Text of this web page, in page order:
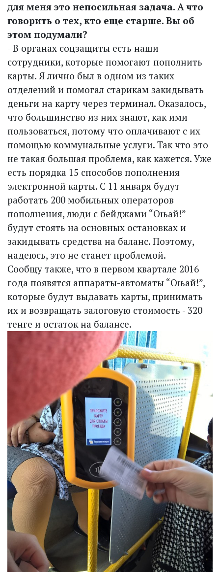
для меня это непосильная задача. А что
говорить о тех, кто еще старше. Вы об
этом подумали?
- В органах соцзащиты есть наши
сотрудники, которые помогают пополнить
карты. Я лично был в одном из таких
отделений и помогал старикам закидывать
деньги на карту через терминал. Оказалось,
что большинство из них знают, как ими
пользоваться, потому что оплачивают с их
помощью коммунальные услуги. Так что это
не такая большая проблема, как кажется. Уже
есть порядка 15 способов пополнения
электронной карты. С 11 января будут
работать 200 мобильных операторов
пополнения, люди с бейджами “Оњай!”
будут стоять на основных остановках и
закидывать средства на баланс. Поэтому,
надеюсь, это не станет проблемой.
Сообщу также, что в первом квартале 2016
года появятся аппараты-автоматы “Оњай!”,
которые будут выдавать карты, принимать
их и возвращать залоговую стоимость - 320
тенге и остаток на балансе.